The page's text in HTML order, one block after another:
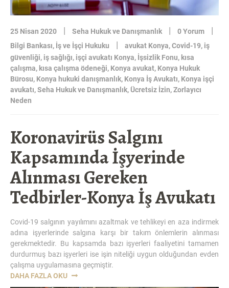
TAHLIYE
AVUKATI”
25 Nisan 2020
| Seha Hukuk ve Danışmanlık | 0 Yorum |
Bilgi Bankası, İş ve İşçi Hukuku | avukat Konya,Covid-19, iş
güvenliği, iş sağlığı, işçi avukatı Konya, İşsizlik Fonu, kısa
çalışma, kısa çalışma ödeneği, Konya avukat, Konya Hukuk
Bürosu, Konya hukuki danışmanlık, Konya İş Avukatı, Konya işçi
avukatı,Seha Hukuk ve Danışmanlık, Ücretsiz İzin,Zorlayıcı
Neden
Koronavirüs Salgını
Kapsamında İşyerinde
Alınması Gereken
Tedbirler-Konya İş Avukatı
Covid-19 salgının yayılımını azaltmak ve tehlikeyi en aza indirmek
adına işyerlerinde salgına karşı bir takım önlemlerin alınması
gerekmektedir. Bu kapsamda bazı işyerleri faaliyetini tamamen
durdurmuş bazı işyerleri ise işin niteliği uygun olduğundan evden
çalışma uygulamasına geçmiştir.
DAHA FAZLA OKU“KORONAVIRÜS
SALGINI